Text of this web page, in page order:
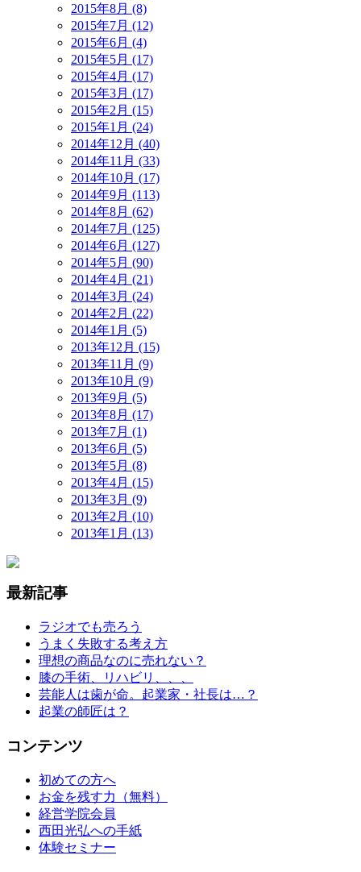
2015年8月 (8)
2015年7月 (12)
2015年6月 (4)
2015年5月 (17)
2015年4月 (17)
2015年3月 (17)
2015年2月 (15)
2015年1月 (24)
2014年12月 (40)
2014年11月 (33)
2014年10月 (17)
2014年9月 (113)
2014年8月 (62)
2014年7月 (125)
2014年6月 (127)
2014年5月 (90)
2014年4月 (21)
2014年3月 (24)
2014年2月 (22)
2014年1月 (5)
2013年12月 (15)
2013年11月 (9)
2013年10月 (9)
2013年9月 (5)
2013年8月 (17)
2013年7月 (1)
2013年6月 (5)
2013年5月 (8)
2013年4月 (15)
2013年3月 (9)
2013年2月 (10)
2013年1月 (13)
最新記事
ラジオでも売ろう
うまく失敗する考え方
理想の商品なのに売れない？
膝の手術、リハビリ、、、
芸能人は歯が命。起業家・社長は…？
起業の師匠は？
コンテンツ
初めての方へ
お金を残す力（無料）
経営学院会員
西田光弘への手紙
体験セミナー